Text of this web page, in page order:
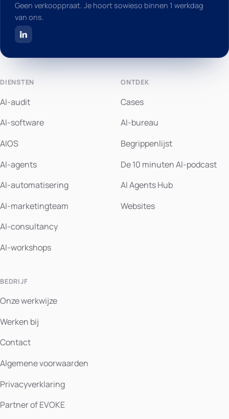
Geen verkooppraat. Je hoort sowieso binnen 1 werkdag
van ons.
DIENSTEN
AI-audit
AI-software
AIOS
AI-agents
AI-automatisering
AI-marketingteam
AI-consultancy
AI-workshops
ONTDEK
Cases
AI-bureau
Begrippenlijst
De 10 minuten AI-podcast
AI Agents Hub
Websites
BEDRIJF
Onze werkwijze
Werken bij
Contact
Algemene voorwaarden
Privacyverklaring
Partner of EVOKE